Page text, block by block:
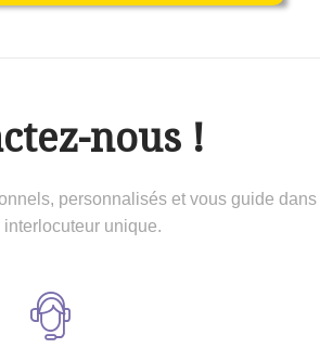
nous !
personnalisés et vous guide
interlocuteur unique.